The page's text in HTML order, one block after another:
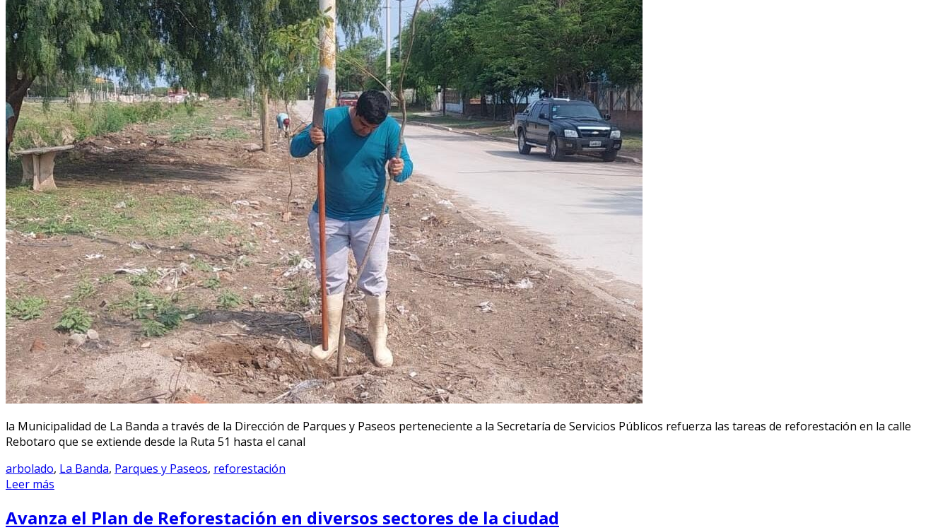
la Municipalidad de La Banda a través de la Dirección de Parques y Paseos perteneciente a la Secretaría de Servicios Públicos refuerza las tareas de reforestación en la calle
Rebotaro que se extiende desde la Ruta 51 hasta el canal
arbolado, La Banda, Parques y Paseos, reforestación
Leer más
Avanza el Plan de Reforestación en diversos sectores de la ciudad